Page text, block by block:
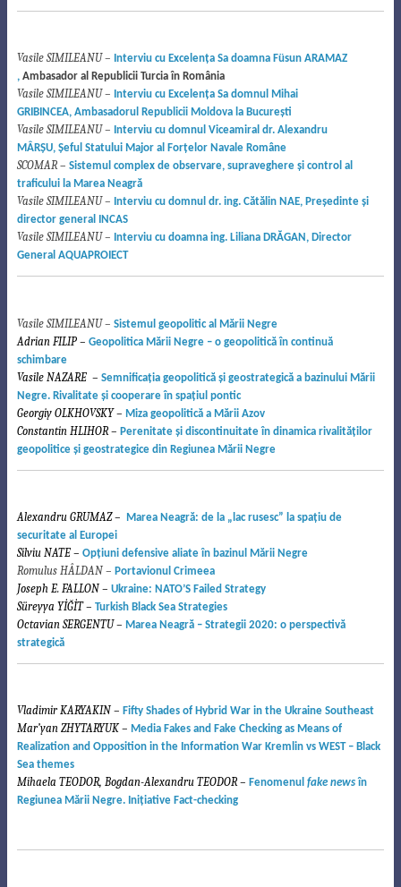
Vasile SIMILEANU – Interviu cu Excelenţa Sa doamna Füsun ARAMAZ
, Ambasador al Republicii Turcia în România
Vasile SIMILEANU – Interviu cu Excelenţa Sa domnul Mihai
GRIBINCEA, Ambasadorul Republicii Moldova la Bucureşti
Vasile SIMILEANU – Interviu cu domnul Viceamiral dr. Alexandru
MÂRŞU, Şeful Statului Major al Forţelor Navale Române
SCOMAR– Sistemul complex de observare, supraveghere şi control al
traficului la Marea Neagră
Vasile SIMILEANU – Interviu cu domnul dr. ing. Cătălin NAE, Preşedinte şi
director general INCAS
Vasile SIMILEANU – Interviu cu doamna ing. Liliana DRĂGAN, Director
General AQUAPROIECT
Vasile SIMILEANU – Sistemul geopolitic al Mării Negre
Adrian FILIP – Geopolitica Mării Negre – o geopolitică în continuă
schimbare
Vasile NAZARE – Semnificaţia geopolitică şi geostrategică a bazinului Mării
Negre. Rivalitate şi cooperare în spaţiul pontic
Georgiy OLKHOVSKY – Miza geopolitică a Mării Azov
Constantin HLIHOR – Perenitate şi discontinuitate în dinamica rivalităţilor
geopolitice şi geostrategice din Regiunea Mării Negre9
Alexandru GRUMAZ –
Marea Neagră: de la „lac rusesc” la spaţiu de
securitate al Europei
Silviu NATE – Opţiuni defensive aliate în bazinul Mării Negre
Romulus HÂLDAN – Portavionul Crimeea
Joseph E. FALLON – Ukraine: NATO’S Failed Strategy
Süreyya YİĞİT – Turkish Black Sea Strategies
Octavian SERGENTU – Marea Neagră – Strategii 2020: o perspectivă
strategică
Vladimir KARYAKIN – Fifty Shades of Hybrid War in the Ukraine Southeast
Mar’yan ZHYTARYUK – Media Fakes and Fake Checking as Means of
Realization and Opposition in the Information War Kremlin vs WEST – Black
Sea themes
Mihaela TEODOR, Bogdan-Alexandru TEODOR – Fenomenul fake newsîn
Regiunea Mării Negre. Iniţiative Fact-checking2